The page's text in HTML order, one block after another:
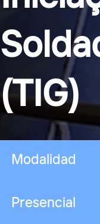
(TIG)
Modalidad
Presencial